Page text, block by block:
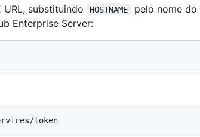
URL, substituindo
HOSTNAME
pelo nome do
Enterprise Server: